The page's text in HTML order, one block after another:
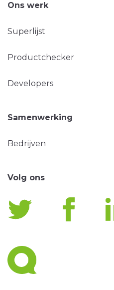
Ons werk
Superlijst
Productchecker
Developers
Samenwerking
Bedrijven
Volg ons